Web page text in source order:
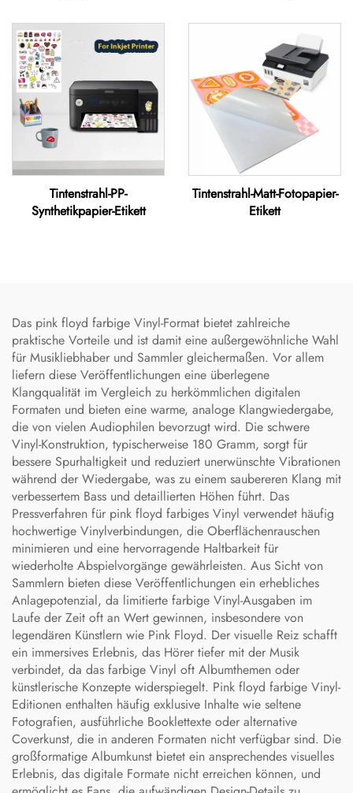
Tintenstrahl-PP-
Synthetikpapier-Etikett
Tintenstrahl-Matt-Fotopapier-
Etikett
Das pink floyd farbige Vinyl-Format bietet zahlreiche
praktische Vorteile und ist damit eine außergewöhnliche Wahl
für Musikliebhaber und Sammler gleichermaßen. Vor allem
liefern diese Veröffentlichungen eine überlegene
Klangqualität im Vergleich zu herkömmlichen digitalen
Formaten und bieten eine warme, analoge Klangwiedergabe,
die von vielen Audiophilen bevorzugt wird. Die schwere
Vinyl-Konstruktion, typischerweise 180 Gramm, sorgt für
bessere Spurhaltigkeit und reduziert unerwünschte Vibrationen
während der Wiedergabe, was zu einem saubereren Klang mit
verbessertem Bass und detaillierten Höhen führt. Das
Pressverfahren für pink floyd farbiges Vinyl verwendet häufig
hochwertige Vinylverbindungen, die Oberflächenrauschen
minimieren und eine hervorragende Haltbarkeit für
wiederholte Abspielvorgänge gewährleisten. Aus Sicht von
Sammlern bieten diese Veröffentlichungen ein erhebliches
Anlagepotenzial, da limitierte farbige Vinyl-Ausgaben im
Laufe der Zeit oft an Wert gewinnen, insbesondere von
legendären Künstlern wie Pink Floyd. Der visuelle Reiz schafft
ein immersives Erlebnis, das Hörer tiefer mit der Musik
verbindet, da das farbige Vinyl oft Albumthemen oder
künstlerische Konzepte widerspiegelt. Pink floyd farbige Vinyl-
Editionen enthalten häufig exklusive Inhalte wie seltene
Fotografien, ausführliche Booklettexte oder alternative
Coverkunst, die in anderen Formaten nicht verfügbar sind. Die
großformatige Albumkunst bietet ein ansprechendes visuelles
Erlebnis, das digitale Formate nicht erreichen können, und